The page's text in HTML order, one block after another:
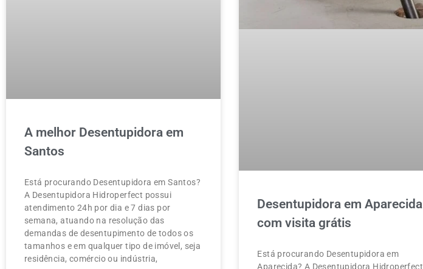
A melhor Desentupidora em
Santos
Está procurando Desentupidora em Santos?
A Desentupidora Hidroperfect possui
atendimento 24h por dia e 7 dias por
semana, atuando na resolução das
demandas de desentupimento de todos os
tamanhos e em qualquer tipo de imóvel, seja
residência, comércio ou indústria,
Desentupidora em Aparecida
com visita grátis
Está procurando Desentupidora em
Aparecida? A Desentupidora Hidroperfect